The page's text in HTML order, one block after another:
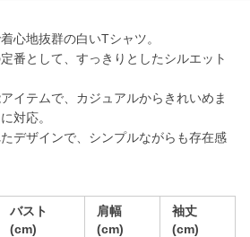
心地抜群の白いTシャツ。
番として、すっきりとしたシルエット
イテムで、カジュアルからきれいめま
対応。
デザインで、シンプルながらも存在感
バスト
(cm)
肩幅
(cm)
袖丈
(cm)